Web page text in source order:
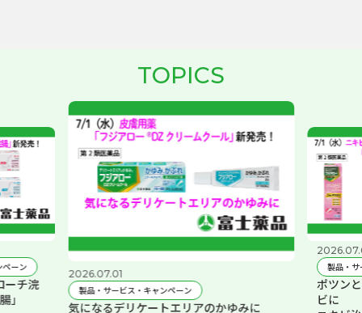
topics
ペーン
ーチ浣
」
2026.07.01
製品・サービス・キャンペーン
気になるデリケートエリアのかゆみに
製品・サ
ポツン
ビに